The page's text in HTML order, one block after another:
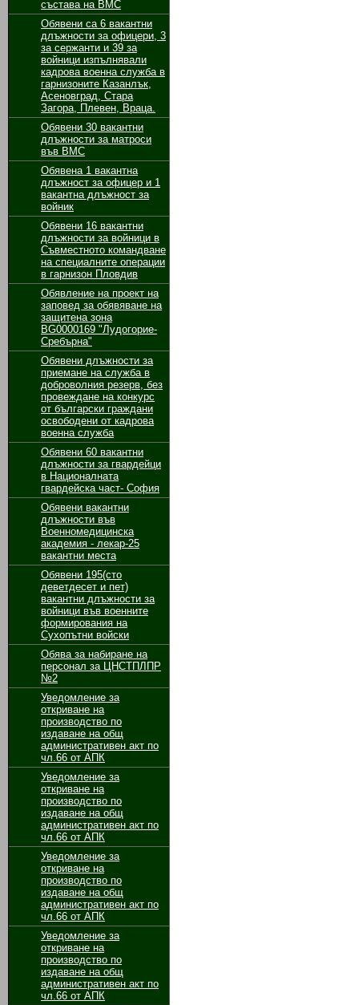
състава на ВМС
Обявени са 6 вакантни
длъжности за oфицери, 3
за сержанти и 39 за
войници изпълнявали
кадрова военна служба в
гарнизоните Казанлък,
Асеновград, Стара
Загора, Плевен, Враца.
Обявени 30 вакантни
длъжности за матроси
във ВМС
Обявенa 1 вакантнa
длъжност за oфицер и 1
вакантнa длъжност за
войник
Обявени 16 вакантни
длъжности за войници в
Съвместното командване
на специалните операции
в гарнизон Пловдив
Обявление на проект на
заповед за обявяване на
защитена зона
BG0000169 "Лудогорие-
Сребърна"
Обявени длъжности за
приемане на служба в
доброволния резерв, без
провеждане на конкурс
от български граждани
освободени от кадрова
военна служба
Обявени 60 вакантни
длъжности за гвардейци
в Националната
гвардейска част- София
Обявени вакантни
длъжности във
Военномедицинска
академия - лекар-25
вакантни места
Обявени 195(сто
деветдесет и пет)
вакантни длъжности за
войници във военните
формирования на
Сухопътни войски
Обява за набиране на
персонал за ЦНСТПЛПР
№2
Уведомление за
откриване на
производство по
издаване на общ
административен акт по
чл.66 от АПК
Уведомление за
откриване на
производство по
издаване на общ
административен акт по
чл.66 от АПК
Уведомление за
откриване на
производство по
издаване на общ
административен акт по
чл.66 от АПК
Уведомление за
откриване на
производство по
издаване на общ
административен акт по
чл.66 от АПК